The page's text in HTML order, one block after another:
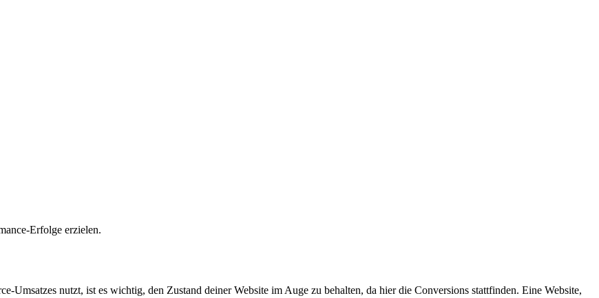
Erfolge erzielen.
Umsatzes nutzt, ist es wichtig, den Zustand deiner Website im Auge zu behalten, da hier die Conversions stattfinden. Eine Website,